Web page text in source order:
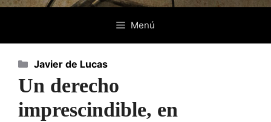
Menú
Un derecho
imprescindible, en
Categorías
Javier de Lucas